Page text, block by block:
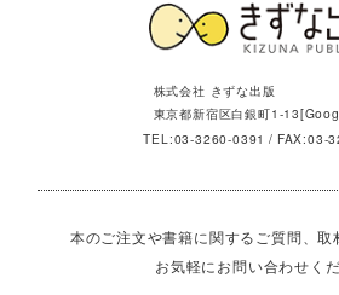
株式会社 きずな出版
東京都新宿区白銀町1-13[
TEL:03-3260-0391 FAX:03-
本のご注文や書籍に関するご質問、取
お気軽にお問い合わせくだ